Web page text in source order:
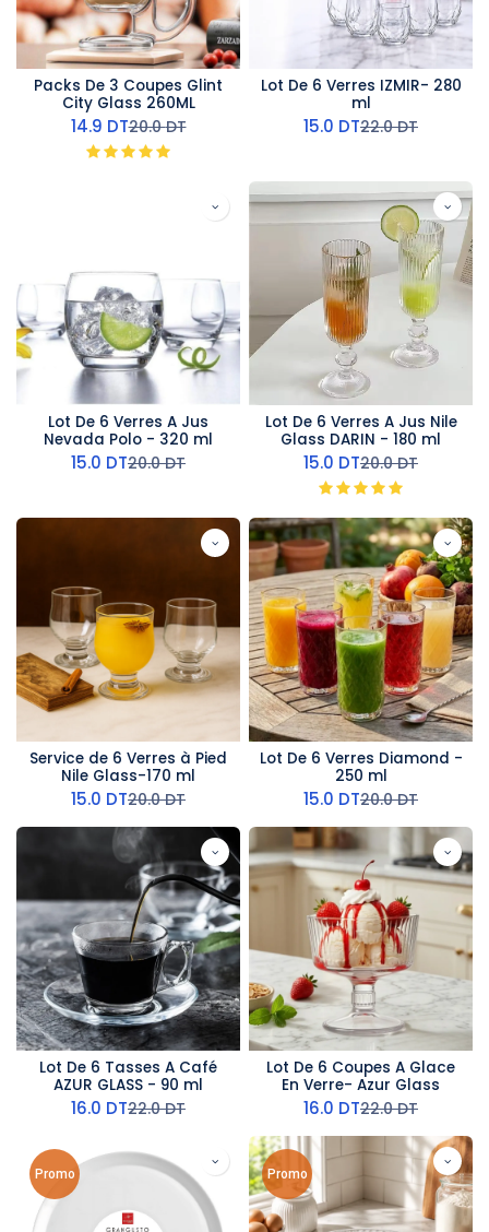
Packs De 3 Coupes Glint
City Glass 260ML
14.9 DT20.0DT
Lot De 6 Verres IZMIR- 280
ml
15.0 DT22.0DT
Lot De 6 Verres A Jus
Nevada Polo - 320 ml
15.0 DT20.0DT
Lot De 6 Verres A Jus Nile
Glass DARIN - 180 ml
15.0 DT20.0DT
Service de 6 Verres à Pied
Nile Glass-170 ml
15.0 DT20.0DT
Lot De 6 Verres Diamond -
250 ml
15.0 DT20.0DT
Lot De 6 Tasses A Café
AZUR GLASS - 90 ml
16.0 DT22.0DT
Lot De 6 Coupes A Glace
En Verre- Azur Glass
16.0 DT22.0DT
Promo Promo